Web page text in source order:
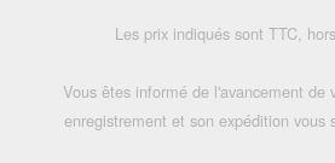
Les prix indiqués sont TTC,
Vous êtes informé de l'avancement de
enregistrement et son expédition vous